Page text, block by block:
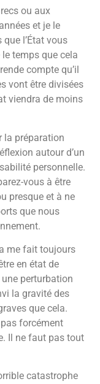
ou aux
et je le
l’État vous
temps que cela
compte qu’il
vont être divisées
viendra de moins
la préparation
autour d’un
personnelle.
vous à être
presque et à ne
que nous
me fait toujours
en état de
perturbation
la gravité des
que cela.
forcément
Il ne faut pas tout
catastrophe